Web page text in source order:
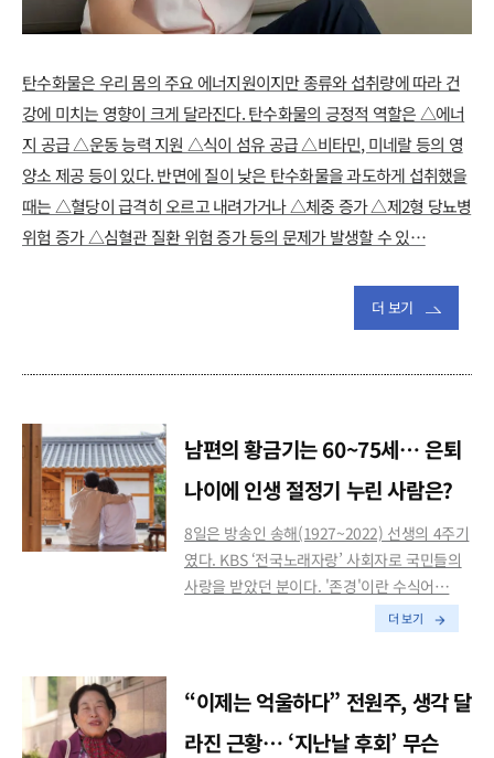
탄수화물은 우리 몸의 주요 에너지원이지만 종류와 섭취량에 따라 건
강에 미치는 영향이 크게 달라진다. 탄수화물의 긍정적 역할은 △에너
지 공급 △운동 능력 지원 △식이 섬유 공급 △비타민, 미네랄 등의 영
양소 제공 등이 있다. 반면에 질이 낮은 탄수화물을 과도하게 섭취했을
때는 △혈당이 급격히 오르고 내려가거나 △체중 증가 △제2형 당뇨병
위험 증가 △심혈관 질환 위험 증가 등의 문제가 발생할 수 있…
더 보기
남편의 황금기는 60~75세… 은퇴
나이에 인생 절정기 누린 사람은?
8일은 방송인 송해(1927~2022) 선생의 4주기
였다. KBS ‘전국노래자랑’ 사회자로 국민들의
사랑을 받았던 분이다. '존경'이란 수식어…
더 보기
“이제는 억울하다” 전원주, 생각 달
라진 근황… ‘지난날 후회’ 무슨